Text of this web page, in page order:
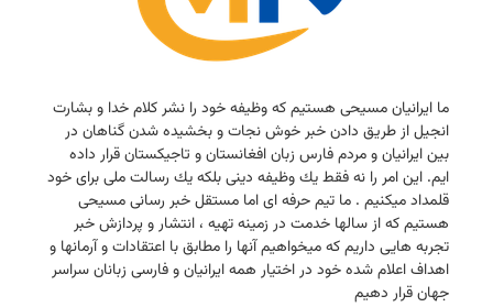
ما ایرانیان مسیحی هستیم كه وظیفه خود را نشر كلام خدا و بشارت
انجیل از طریق دادن خبر خوش نجات و بخشیده شدن گناهان در
بین ایرانیان و مردم فارس زبان افغانستان و تاجیكستان قرار داده
ایم. این امر را نه فقط یك وظیفه دینی بلكه یك رسالت ملی برای خود
قلمداد میكنیم . ما تیم حرفه ای اما مستقل خبر رسانی مسیحی
هستیم كه از سالها خدمت در زمینه تهیه ، انتشار و پردازش خبر
تجربه هایی داریم كه میخواهیم آنها را مطابق با اعتقادات و آرمانها و
اهداف اعلام شده خود در اختیار همه ایرانیان و فارسی زبانان سراسر
جهان قرار دهیم